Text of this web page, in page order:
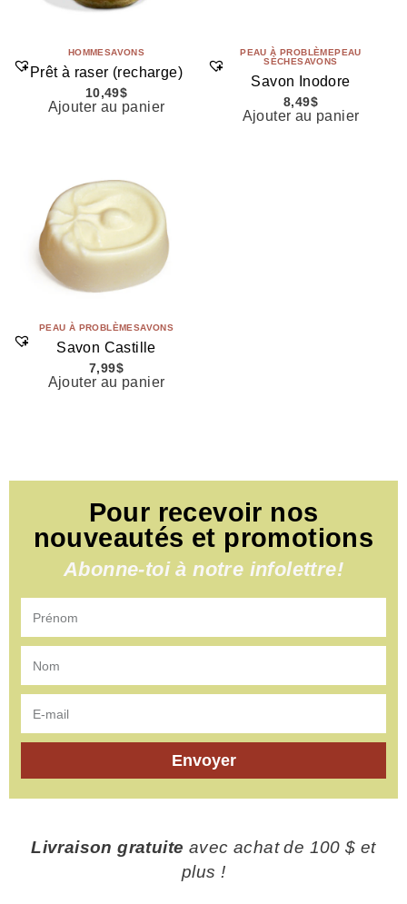
HOMMESAVONS
Prêt à raser (recharge)
10,49$
Ajouter au panier
PEAU À PROBLÈMEPEAU
SÈCHESAVONS
Savon Inodore
8,49$
Ajouter au panier
PEAU À PROBLÈMESAVONS
Savon Castille
7,99$
Ajouter au panier
Pour recevoir nos
nouveautés et promotions
Abonne-toi à notre infolettre!
Envoyer
Livraison gratuite avec achat de 100 $ et
plus !